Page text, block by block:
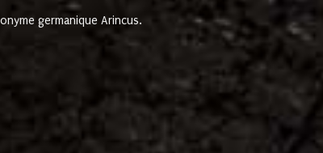
germanique Arincus.